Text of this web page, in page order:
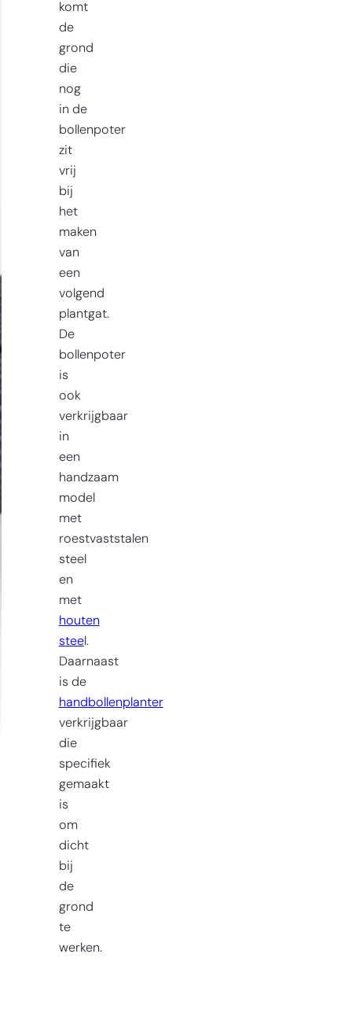
komt
de
grond
die
nog
in de
bollenpoter
zit
vrij
bij
het
maken
van
een
volgend
plantgat.
De
bollenpoter
is
ook
verkrijgbaar
in
een
handzaam
model
met
roestvaststalen
steel
en
met
houten
steel.
Daarnaast
is de
handbollenplanter
verkrijgbaar
die
specifiek
gemaakt
is
om
dicht
bij
de
grond
te
werken.